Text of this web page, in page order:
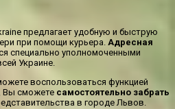
предлагает удобную и быструю
при помощи курьера. Адресная
специально уполномоченными
Украине.
воспользоваться функцией
Вы сможете самостоятельно забрать
в городе Львов.